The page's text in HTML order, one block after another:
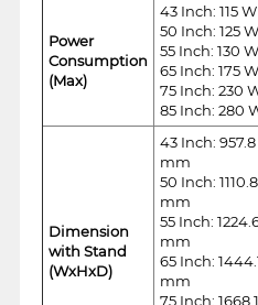
Power
Consumption
(Max)
43 Inch: 115 W
50 Inch: 125 W
55 Inch: 130 W
65 Inch: 175 W
75 Inch: 230
85 Inch: 280
Dimension
with Stand
(WxHxD)
43 Inch: 957.8
mm
50 Inch:
mm
55 Inch:
mm
65 Inch:
mm
75 Inch: